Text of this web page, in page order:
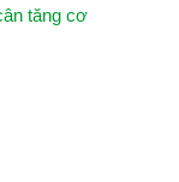
tăng cơ